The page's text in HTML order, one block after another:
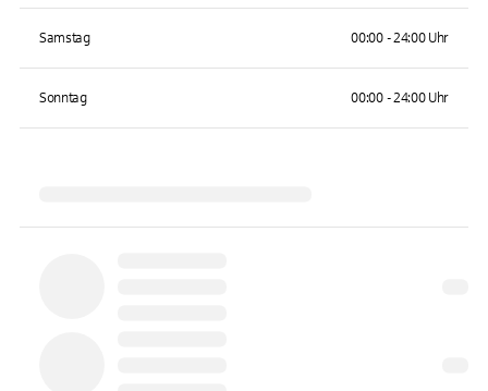
Samstag 00:00 - 24:00 Uhr
Sonntag 00:00 - 24:00 Uhr